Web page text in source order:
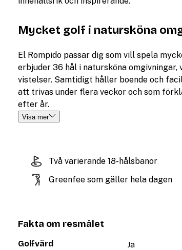
Mycket golf i natursköna
El Rompido passar dig som vill spela
erbjuder 36 hål i natursköna
vistelser. Samtidigt håller boende och
att trivas under flera veckor och som
efter år.
Visa mer
Två varierande 18-hålsbanor
Greenfee som gäller hela dagen
Fakta om resmålet
Golfvärd
Ja